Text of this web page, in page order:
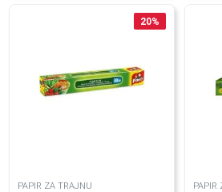
20%
PAPIR ZA TRAJNU PAPIR